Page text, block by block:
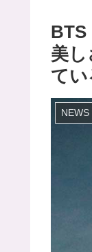
BTS
美し
てい
NEWS